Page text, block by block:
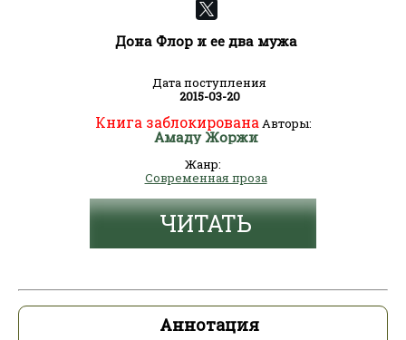
Дона Флор и ее два мужа
Дата поступления
2015-03-20
Книга заблокированаАвторы:
Амаду Жоржи
Жанр:
Современная проза
ЧИТАТЬ
Аннотация